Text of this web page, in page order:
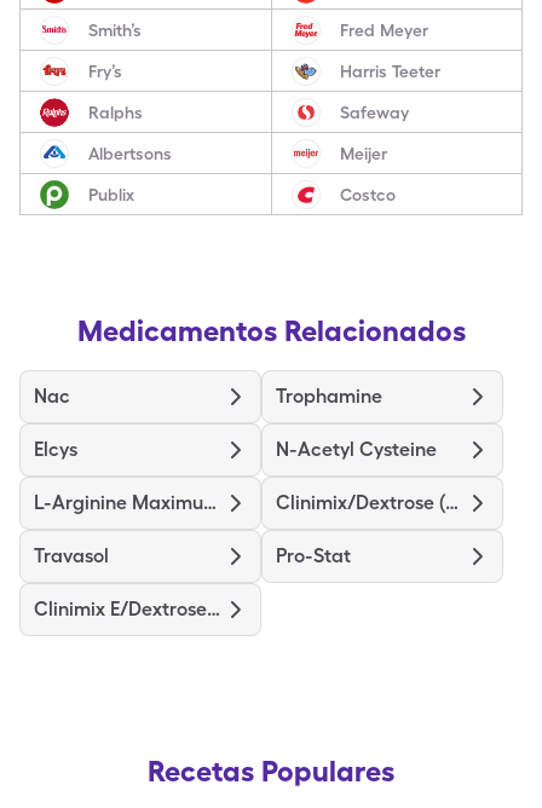
Smith’s Fred Meyer
Fry’s Harris Teeter
Ralphs Safeway
Albertsons Meijer
Publix Costco
Medicamentos Relacionados
Nac Trophamine
Elcys N-Acetyl Cysteine
L-Arginine Maximum Strength Clinimix/Dextrose (4.25/5)
Travasol Pro-Stat
Clinimix E/Dextrose (5/15)
Recetas Populares